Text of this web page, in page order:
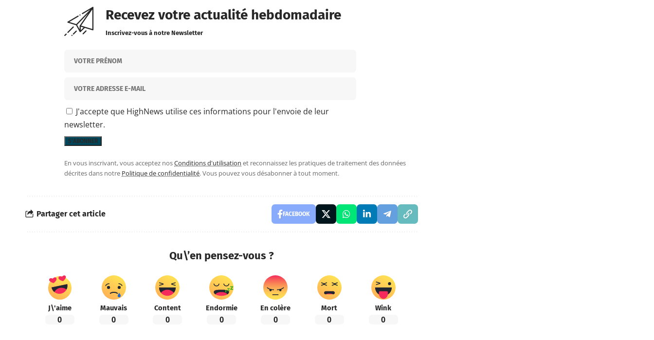
Recevez votre actualité hebdomadaire
Inscrivez-vous à notre Newsletter
J'accepte que HighNews utilise ces informations pour l'envoie de leur
newsletter.
En vous inscrivant, vous acceptez nosConditions d'utilisation et reconnaissez les pratiques de traitement des données
décrites dans notre Politique de confidentialité. Vous pouvez vous désabonner à tout moment.
Partager cet article FACEBOOK
Qu\’en pensez-vous ?
J\'aime
0
Mauvais
0
Content
0
Endormie
0
En colère
0
Mort
0
Wink
0